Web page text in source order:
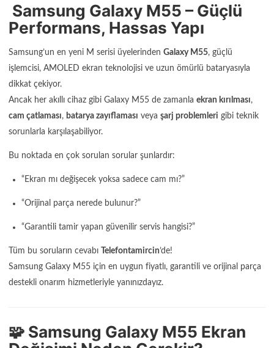
Samsung Galaxy M55 – Güçlü
Performans, Hassas Yapı
Samsung’un en yeni M serisi üyelerinden Galaxy M55, güçlü
işlemcisi, AMOLED ekran teknolojisi ve uzun ömürlü bataryasıyla
dikkat çekiyor.
Ancak her akıllı cihaz gibi Galaxy M55 de zamanla ekran kırılması,
cam çatlaması, batarya zayıflaması veya şarj problemleri gibi teknik
sorunlarla karşılaşabiliyor.
Bu noktada en çok sorulan sorular şunlardır:
“Ekran mı değişecek yoksa sadece cam mı?”
“Orijinal parça nerede bulunur?”
“Garantili tamir yapan güvenilir servis hangisi?”
Tüm bu soruların cevabı Telefontamircin’de!
Samsung Galaxy M55 için en uygun fiyatlı, garantili ve orijinal parça
destekli onarım hizmetleriyle yanınızdayız.
🧩 Samsung Galaxy M55 Ekran